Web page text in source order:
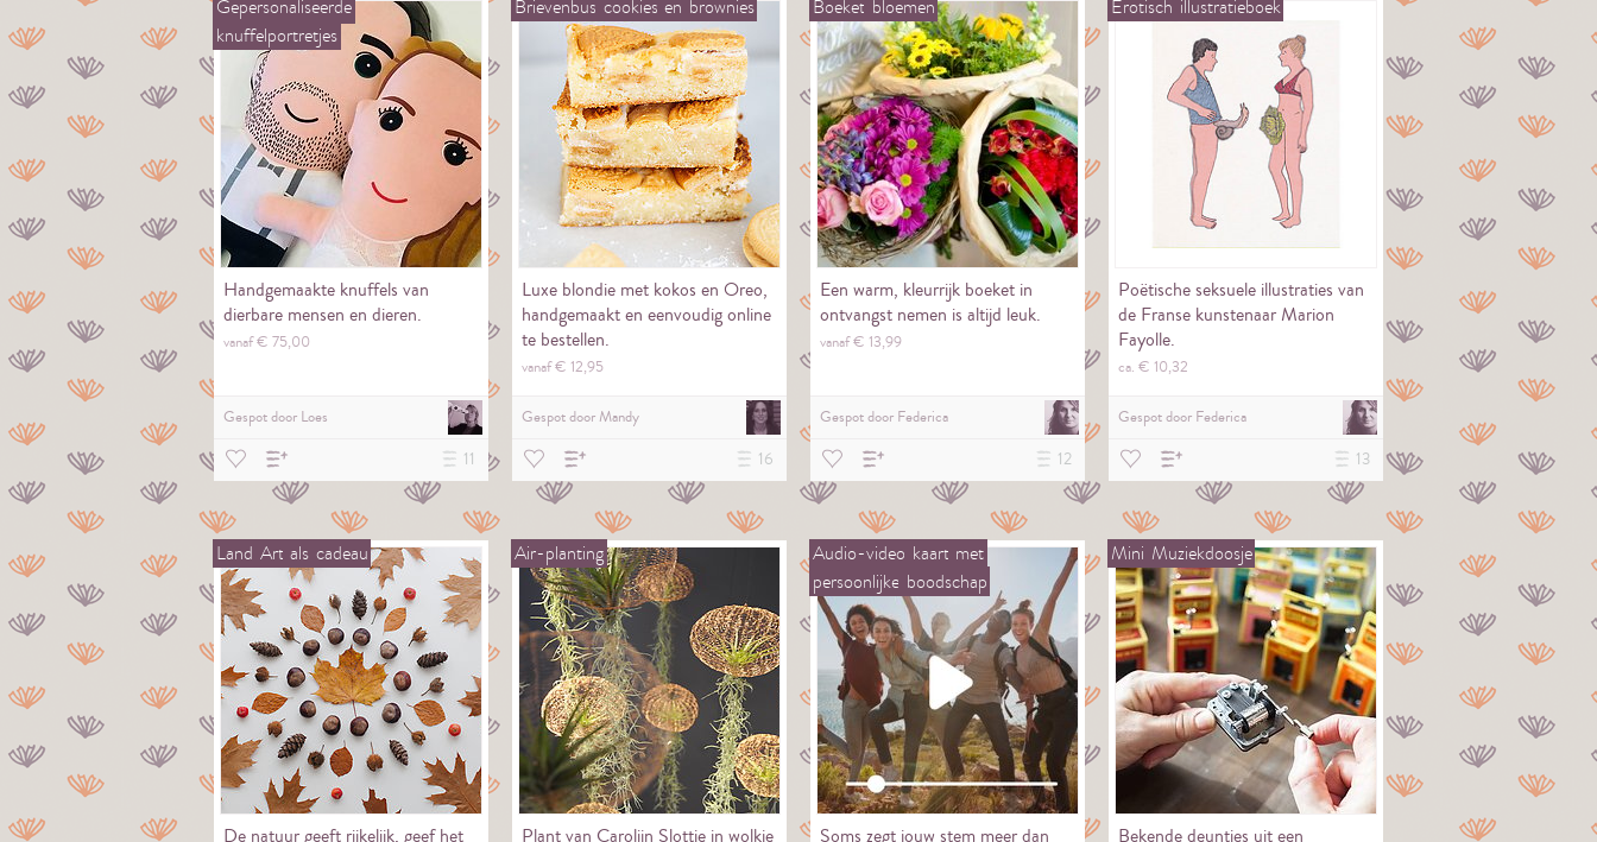
Gepersonaliseerde
knuffelportretjes
Handgemaakte knuffels van
dierbare mensen en dieren.
vanaf € 75,00
Gespot door Loes
11
Brievenbus cookies en brownies
Luxe blondie met kokos en Oreo,
handgemaakt en eenvoudig online
te bestellen.
vanaf € 12,95
Gespot doorMandy
16
Boeket bloemen
Een warm, kleurrijk boeket in
ontvangst nemen is altijd leuk.
vanaf € 13,99
Gespot door Federica
12
Erotisch illustratieboek
Poëtische seksuele illustraties van
de Franse kunstenaar Marion
Fayolle.
ca. € 10,32
Gespot door Federica
13
Land Art als cadeau
De natuur geeft rijkelijk, geef het
Air-planting
Plant van Carolijn Slottje in wolkje
Audio-video kaart met
persoonlijke boodschap
Soms zegt jouw stem meer dan
Mini Muziekdoosje
Bekende deuntjes uit een